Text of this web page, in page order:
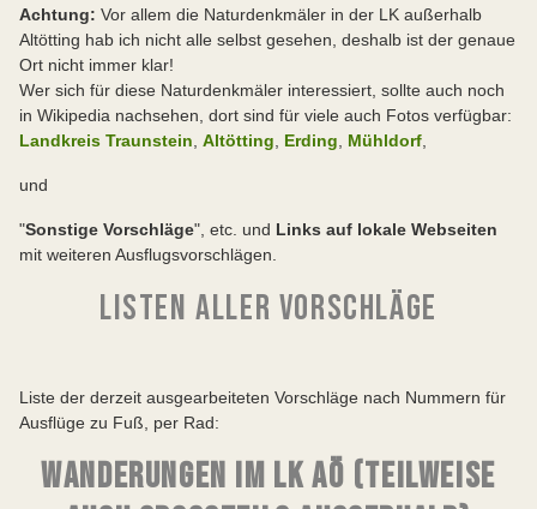
Achtung: Vor allem die Naturdenkmäler in der LK außerhalb
Altötting hab ich nicht alle selbst gesehen, deshalb ist der genaue
Ort nicht immer klar!
Wer sich für diese Naturdenkmäler interessiert, sollte auch noch
in Wikipedia nachsehen, dort sind für viele auch Fotos verfügbar:
Landkreis Traunstein Altötting Erding Mühldorf
und
"Sonstige Vorschläge", etc. und Links auf lokale Webseiten
mit weiteren Ausflugsvorschlägen.
LISTEN ALLER VORSCHLÄGE
Liste der derzeit ausgearbeiteten Vorschläge nach Nummern für
Ausflüge zu Fuß, per Rad:
WANDERUNGEN IM LK AÖ (TEILWEISE